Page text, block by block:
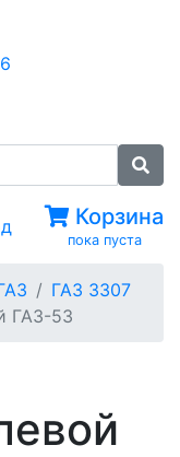
Корзина
пока пуста
ГАЗ 3307
ГАЗ-53